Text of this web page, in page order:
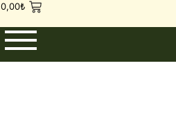
0,00₺